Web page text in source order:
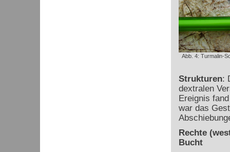
Abb. 4: Turmalin-
Strukturen:
dextralen
Ereignis
war das
Rechte
Bucht